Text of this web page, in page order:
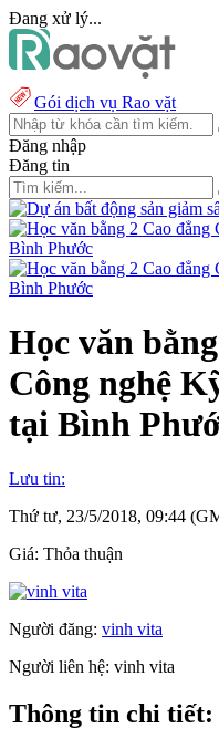
Đang xử lý...
Gói dịch vụ Rao vặt
Đăng nhập
Đăng tin
Học văn
Công nghệ
tại Bình
Lưu tin:
Thứ tư, 23/5/2018, 09:44
Giá: Thỏa thuận
Người đăng: vinh vita
Người liên hệ: vinh vita
Thông tin chi tiết: